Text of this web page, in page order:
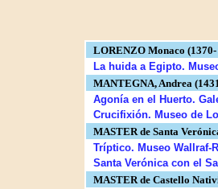
LORENZO Monaco
La huida a Egipto.
MANTEGNA, Andrea
Agonía en el Huerto.
Crucifixión. Museo de
MASTER de Santa
Tríptico. Museo Wallraf-
Santa Verónica con el
MASTER de Castello